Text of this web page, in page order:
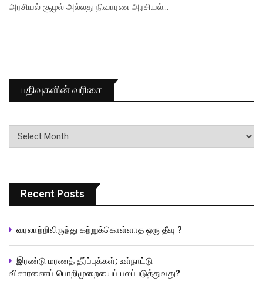
அரசியல் சூழல் அல்லது நிவாரண அரசியல்…
பதிவுகளின் வரிசை
பதிவுகளின்
வரிசை
Recent Posts
வரலாற்றிலிருந்து கற்றுக்கொள்ளாத ஒரு தீவு ?
இரண்டு மரணத் தீர்ப்புக்கள்; உள்நாட்டு
விசாரணைப் பொறிமுறையைப் பலப்படுத்துவது?